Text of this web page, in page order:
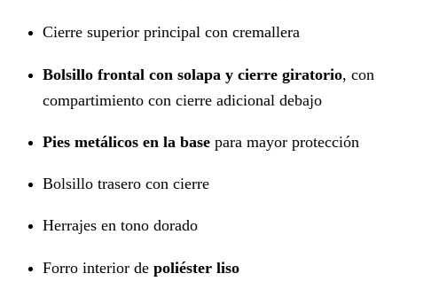
Cierre superior principal con cremallera
Bolsillo frontal con solapa y cierre giratorio, con
compartimiento con cierre adicional debajo
Pies metálicos en la base para mayor protección
Bolsillo trasero con cierre
Herrajes en tono dorado
Forro interior de poliéster liso